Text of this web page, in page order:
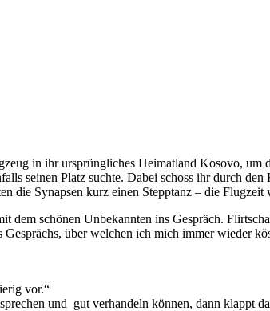
in ihr ursprüngliches Heimatland Kosovo, um
seinen Platz suchte. Dabei schoss ihr durch
die Synapsen kurz einen Stepptanz – die Flugzeit
dem schönen Unbekannten ins Gespräch.
über welchen ich mich immer wieder
vor.“
und gut verhandeln können, dann klappt